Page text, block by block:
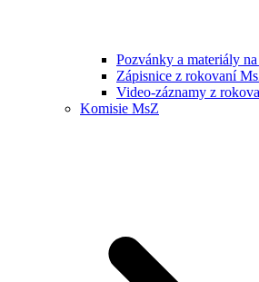
Pozvánky a materiály
Zápisnice z rokovaní
Video-záznamy z
Komisie MsZ